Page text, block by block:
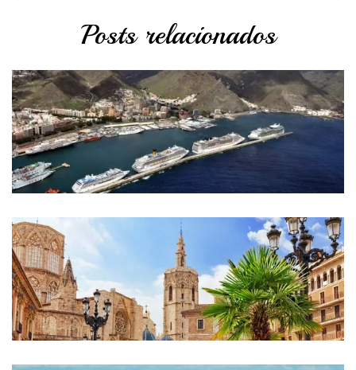
Posts relacionados